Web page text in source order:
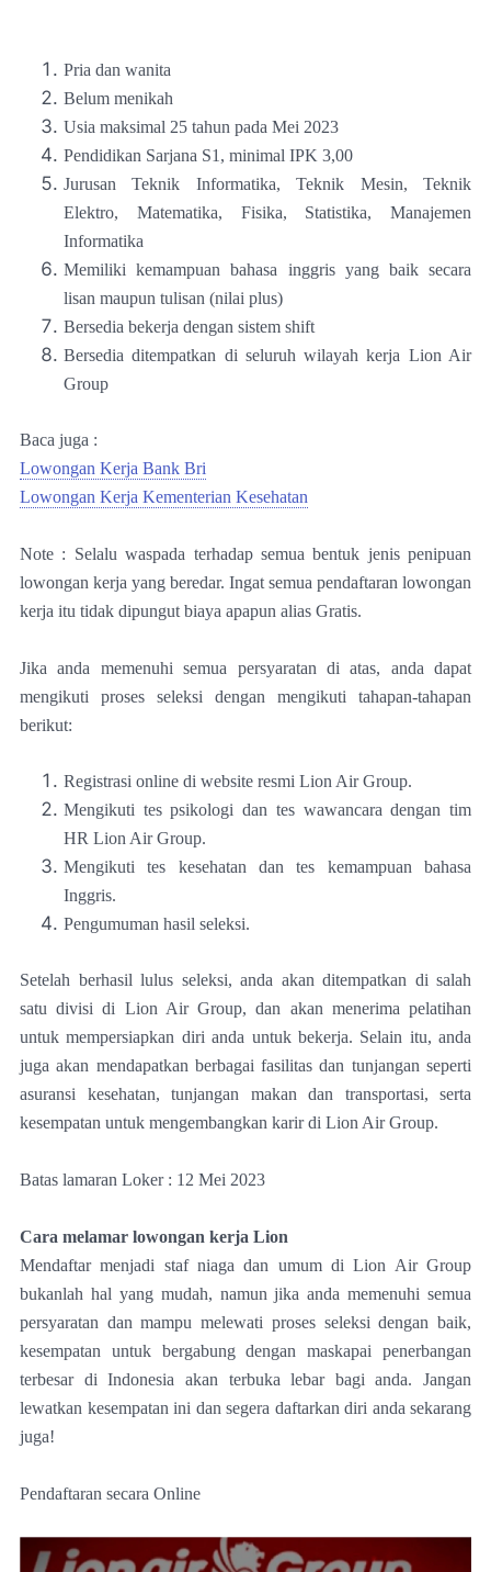
Pria dan wanita
Belum menikah
Usia maksimal 25 tahun pada Mei 2023
Pendidikan Sarjana S1, minimal IPK 3,00
Jurusan Teknik Informatika, Teknik Mesin, Teknik
Elektro, Matematika, Fisika, Statistika, Manajemen
Informatika
Memiliki kemampuan bahasa inggris yang baik secara
lisan maupun tulisan (nilai plus)
Bersedia bekerja dengan sistem shift
Bersedia ditempatkan di seluruh wilayah kerja Lion Air
Group
Baca juga :
Lowongan Kerja Bank Bri
Lowongan Kerja Kementerian Kesehatan
Note : Selalu waspada terhadap semua bentuk jenis penipuan
lowongan kerja yang beredar. Ingat semua pendaftaran lowongan
kerja itu tidak dipungut biaya apapun alias Gratis.
Jika anda memenuhi semua persyaratan di atas, anda dapat
mengikuti proses seleksi dengan mengikuti tahapan-tahapan
berikut:
Registrasi online di website resmi Lion Air Group.
Mengikuti tes psikologi dan tes wawancara dengan tim
HR Lion Air Group.
Mengikuti tes kesehatan dan tes kemampuan bahasa
Inggris.
Pengumuman hasil seleksi.
Setelah berhasil lulus seleksi, anda akan ditempatkan di salah
satu divisi di Lion Air Group, dan akan menerima pelatihan
untuk mempersiapkan diri anda untuk bekerja. Selain itu, anda
juga akan mendapatkan berbagai fasilitas dan tunjangan seperti
asuransi kesehatan, tunjangan makan dan transportasi, serta
kesempatan untuk mengembangkan karir di Lion Air Group.
Batas lamaran Loker : 12 Mei 2023
Cara melamar lowongan kerja Lion
Mendaftar menjadi staf niaga dan umum di Lion Air Group
bukanlah hal yang mudah, namun jika anda memenuhi semua
persyaratan dan mampu melewati proses seleksi dengan baik,
kesempatan untuk bergabung dengan maskapai penerbangan
terbesar di Indonesia akan terbuka lebar bagi anda. Jangan
lewatkan kesempatan ini dan segera daftarkan diri anda sekarang
juga!
Pendaftaran secara Online